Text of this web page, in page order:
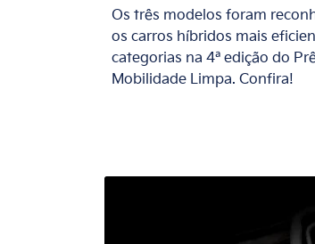
Os três modelos foram
os carros híbridos mais
categorias na 4ª edição do
Mobilidade Limpa. Confira!